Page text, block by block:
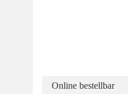
Online bestellbar